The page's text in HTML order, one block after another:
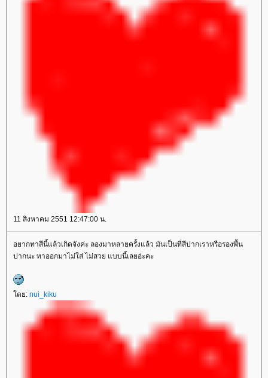
11 สิงหาคม 2551 12:47:00 น.
อยากทาสีนี้แล้วเกิดจังค่ะ ลองมาหลายครั้งแล้ว มันเป็นที่สีปากเราหรือรองพื้น
ปากนะ ทาออกมาไม่ใส่ ไม่สวย แบบนี้เลยอ่ะคะ
ดย: nui_kiku